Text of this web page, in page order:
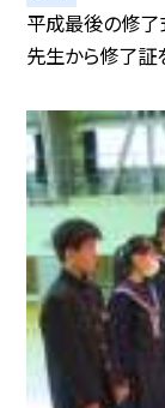
平成最後の修了
先生から修了証